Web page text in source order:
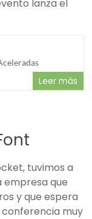
lanza el
Leer más
tuvimos a
empresa que
y que espera
conferencia muy